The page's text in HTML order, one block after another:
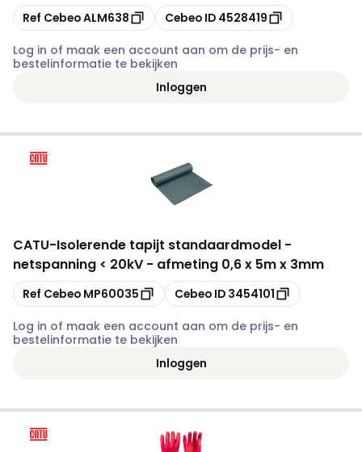
Kopiëren
Ref CebeoALM638 Kopiëren
Cebeo ID 4528419
Log in of maak een account aan om de prijs- en
bestelinformatie te bekijken
Inloggen
CATU-Isolerende tapijt standaardmodel -
netspanning < 20kV - afmeting 0,6 x 5m x 3mm
Kopiëren
Ref Cebeo MP60035 Kopiëren
Cebeo ID 3454101
Log in of maak een account aan om de prijs- en
bestelinformatie te bekijken
Inloggen